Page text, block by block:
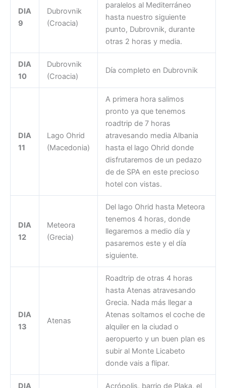
DIA
9
Dubrovnik
(Croacia)
paralelos al Mediterráneo
hasta nuestro siguiente
punto, Dubrovnik, durante
otras 2 horas y media.
DIA
10
Dubrovnik
(Croacia)
Día completo en Dubrovnik
DIA
11
Lago Ohrid
(Macedonia)
A primera hora salimos
pronto ya que tenemos
roadtrip de 7 horas
atravesando media Albania
hasta el lago Ohrid donde
disfrutaremos de un pedazo
de de SPA en este precioso
hotel con vistas.
DIA
12
Meteora
(Grecia)
Del lago Ohrid hasta Meteora
tenemos 4 horas, donde
llegaremos a medio día y
pasaremos este y el día
siguiente.
DIA
13
Atenas
Roadtrip de otras 4 horas
hasta Atenas atravesando
Grecia. Nada más llegar a
Atenas soltamos el coche de
alquiler en la ciudad o
aeropuerto y un buen plan es
subir al Monte Licabeto
donde vais a flipar.
DIA
Acrópolis, barrio de Plaka, el